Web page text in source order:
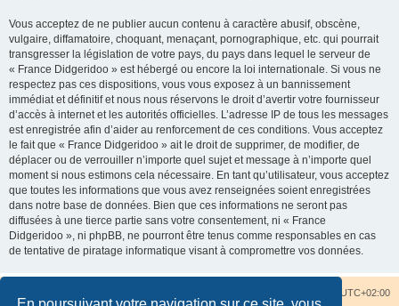
Vous acceptez de ne publier aucun contenu à caractère abusif, obscène,
vulgaire, diffamatoire, choquant, menaçant, pornographique, etc. qui pourrait
transgresser la législation de votre pays, du pays dans lequel le serveur de
« France Didgeridoo » est hébergé ou encore la loi internationale. Si vous ne
respectez pas ces dispositions, vous vous exposez à un bannissement
immédiat et définitif et nous nous réservons le droit d’avertir votre fournisseur
d’accès à internet et les autorités officielles. L’adresse IP de tous les messages
est enregistrée afin d’aider au renforcement de ces conditions. Vous acceptez
le fait que « France Didgeridoo » ait le droit de supprimer, de modifier, de
déplacer ou de verrouiller n’importe quel sujet et message à n’importe quel
moment si nous estimons cela nécessaire. En tant qu’utilisateur, vous acceptez
que toutes les informations que vous avez renseignées soient enregistrées
dans notre base de données. Bien que ces informations ne seront pas
diffusées à une tierce partie sans votre consentement, ni « France
Didgeridoo », ni phpBB, ne pourront être tenus comme responsables en cas
de tentative de piratage informatique visant à compromettre vos données.
UTC+02:00